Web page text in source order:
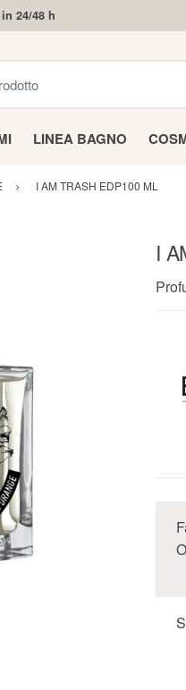
24/48 h
LINEA BAGNO
I AM TRASH EDP100 ML
I